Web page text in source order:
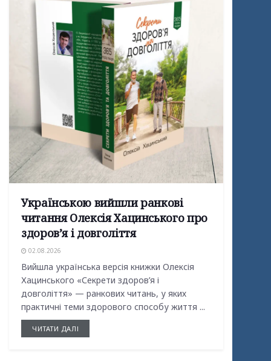
Українською вийшли ранкові
читання Олексія Хацинського про
здоров’я і довголіття
02.08.2026
Вийшла українська версія книжки Олексія
Хацинського «Секрети здоров’я і
довголіття» — ранкових читань, у яких
практичні теми здорового способу життя ...
ЧИТАТИ ДАЛІ